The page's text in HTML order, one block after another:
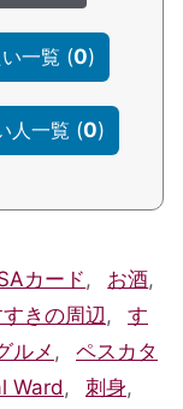
一覧 (0)
人一覧 (0)
カード, お酒,
きの周辺 ,
す
ルメ ,
ペスカタ
Ward, 刺身,